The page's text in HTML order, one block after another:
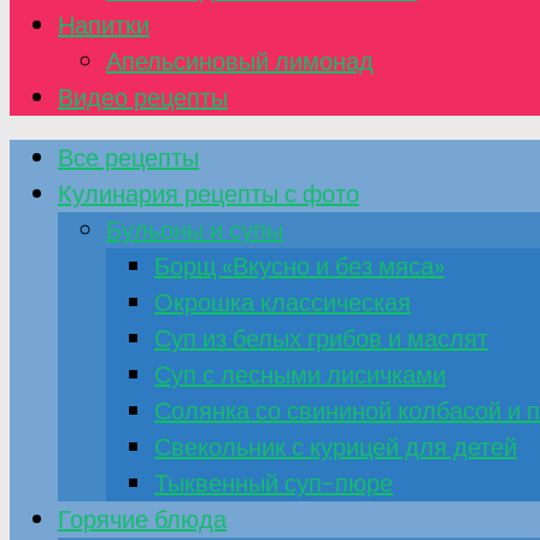
Напитки
Апельсиновый лимонад
Видео рецепты
Все рецепты
Кулинария рецепты с фото
Бульоны и супы
Борщ «Вкусно и без мяса»
Окрошка классическая
Суп из белых грибов и маслят
Суп с лесными лисичками
Солянка со свининой колбасой и
Свекольник с курицей для детей
Тыквенный суп-пюре
Горячие блюда